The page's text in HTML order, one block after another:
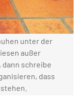
unter der
außer
schreibe
dass